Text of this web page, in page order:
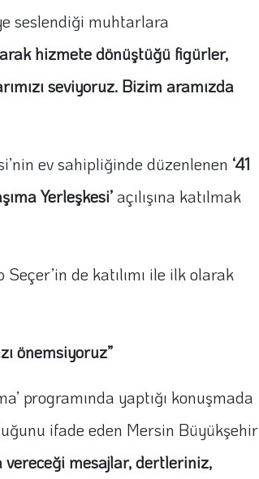
seslendiği muhtarlara
hizmete dönüştüğü figürler,
seviyoruz. Bizim aramızda
ev sahipliğinde düzenlenen ‘41
Yerleşkesi’açılışına katılmak
de katılımı ile ilk olarak
önemsiyoruz”
programında yaptığı konuşmada
ifade eden Mersin Büyükşehir
mesajlar, dertleriniz,